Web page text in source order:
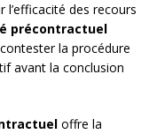
des recours
précontractuel
la procédure
avant la conclusion
offre la